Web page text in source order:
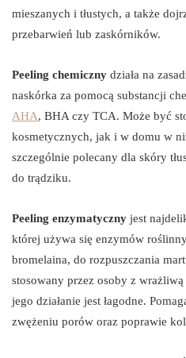
mieszanych i tłustych, a także
przebarwień lub zaskórników.
Peeling chemiczny działa na
naskórka za pomocą substancji
AHA, BHA czy TCA. Może być
kosmetycznych, jak i w domu w
szczególnie polecany dla skóry
do trądziku.
Peeling enzymatyczny jest
której używa się enzymów
bromelaina, do rozpuszczania
stosowany przez osoby z
jego działanie jest łagodne.
zwężeniu porów oraz poprawie